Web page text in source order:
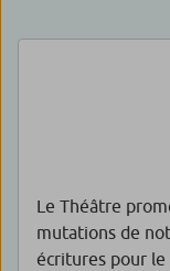
Le Théâtre
mutations de
écritures pour